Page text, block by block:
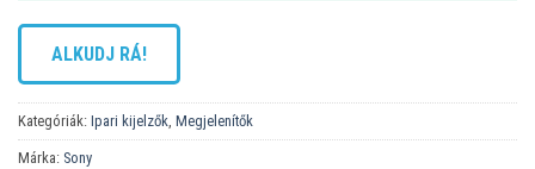
ALKUDJ RÁ!
Kategóriák: Ipari kijelzők, Megjelenítők
Márka: Sony